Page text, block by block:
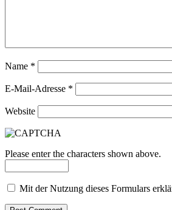
Name *
E-Mail-Adresse *
Website
Please enter the characters shown above.
Mit der Nutzung dieses Formulars